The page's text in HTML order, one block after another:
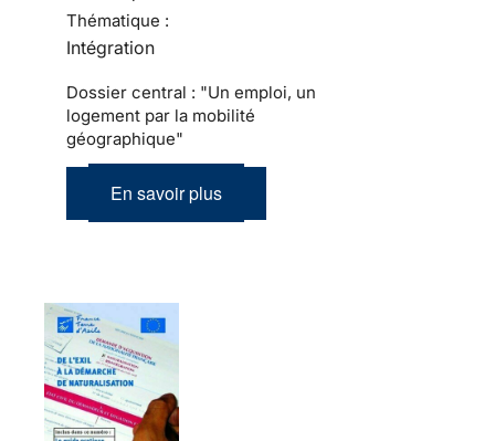
Thématique :
Intégration
Dossier central : "Un emploi, un
logement par la mobilité
géographique"
En savoir plus